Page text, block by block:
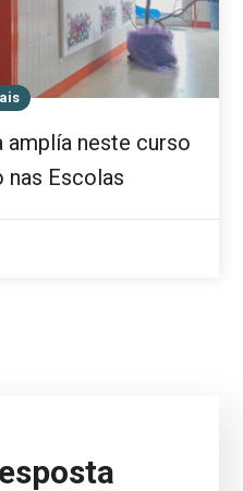
amplía neste curso
Escolas